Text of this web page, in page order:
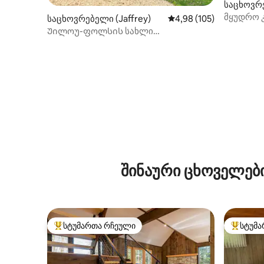
საცხოვრებელი (Jaffrey) საშუალო შეფასებაა
4,98 (105)
Უილოუ-ფოლსის სახლი
მყუდრო
შინაური
სტუმართა რჩეული მოწინავე ვარიანტი
სტუმართა რჩეული